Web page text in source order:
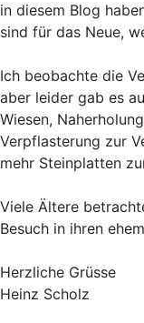
in diesem Blog
sind für das Neue,
Ich beobachte die
aber leider gab es
Wiesen,
Verpflasterung zur
mehr Steinplatten
Viele Ältere
Besuch in ihren
Herzliche Grüsse
Heinz Scholz